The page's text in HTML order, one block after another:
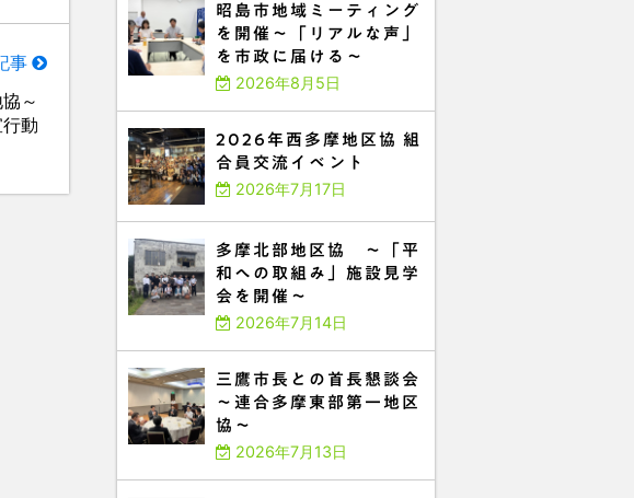
事
～
動
昭島市地域ミーティング
を開催～「リアルな声」
を市政に届ける～
2026年8月5日
2026年西多摩地区協 組
合員交流イベント
2026年7月17日
多摩北部地区協 ～「平
和への取組み」施設見学
会を開催～
2026年7月14日
三鷹市長との首長懇談会
～連合多摩東部第一地区
協～
2026年7月13日